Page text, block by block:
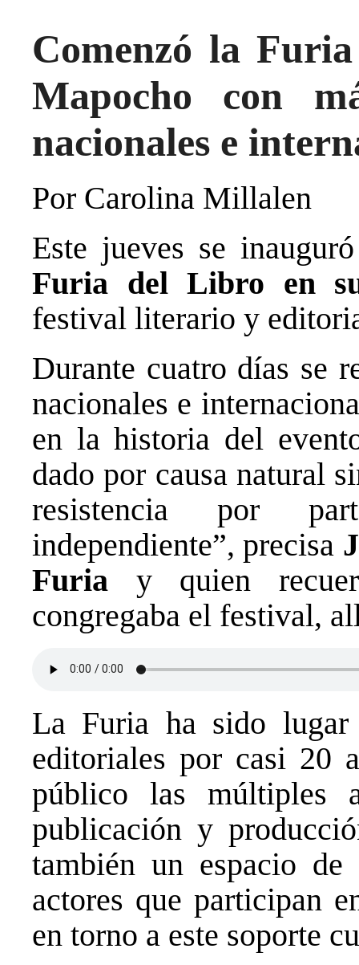
Comenzó la
Mapocho con
nacionales e
Por Carolina Millalen
Este jueves se
Furia del Libro en
festival literario y
Durante cuatro días se
nacionales e
en la historia del
dado por causa natural
resistencia por
independiente”, precisa
Furia y quien
congregaba el festival,
La Furia ha sido
editoriales por casi 20
público las múltiples
publicación y
también un espacio de
actores que participan
en torno a este soporte